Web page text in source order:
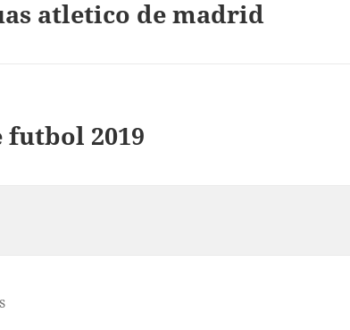
atletico de madrid
futbol 2019